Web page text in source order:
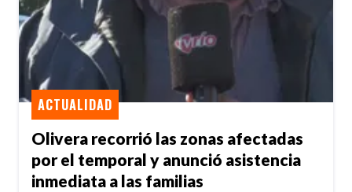
Olivera recorrió las zonas afectadas
por el temporal y anunció asistencia
inmediata a las familias
ACTUALIDAD